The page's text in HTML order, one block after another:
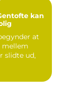
kan
at
slidte ud,